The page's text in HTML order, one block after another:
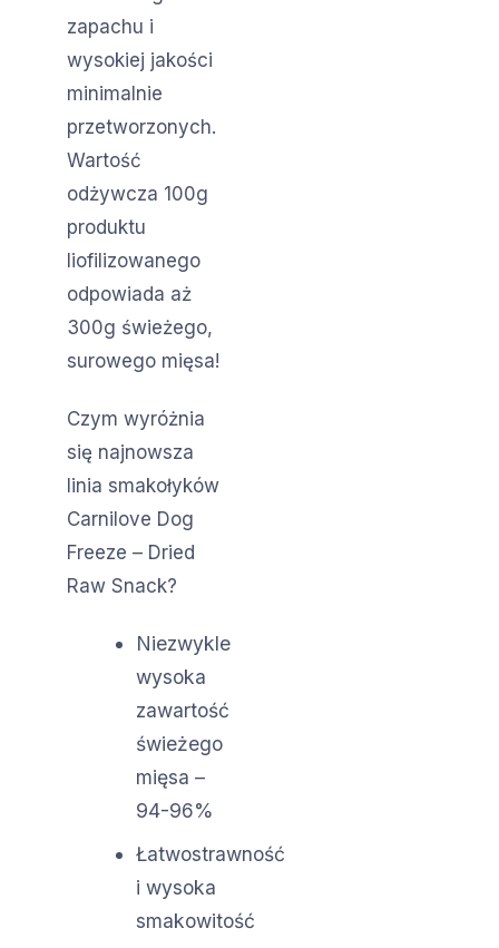
zapachu i
wysokiej jakości
minimalnie
przetworzonych.
Wartość
odżywcza 100g
produktu
liofilizowanego
odpowiada aż
300g świeżego,
surowego mięsa!
Czym wyróżnia
się najnowsza
linia smakołyków
Carnilove Dog
Freeze – Dried
Raw Snack?
Niezwykle
wysoka
zawartość
świeżego
mięsa –
94-96%
Łatwostrawność
i wysoka
smakowitość